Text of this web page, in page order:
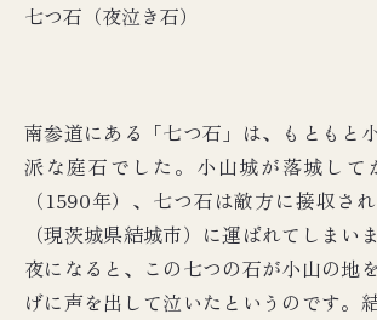
七つ石（夜泣き石）
南参道にある「七つ石」は、もともと
派な庭石でした。小山城が落城して
（1590年）、七つ石は敵方に接収さ
（現茨城県結城市）に運ばれてしまい
夜になると、この七つの石が小山の地
げに声を出して泣いたというのです。